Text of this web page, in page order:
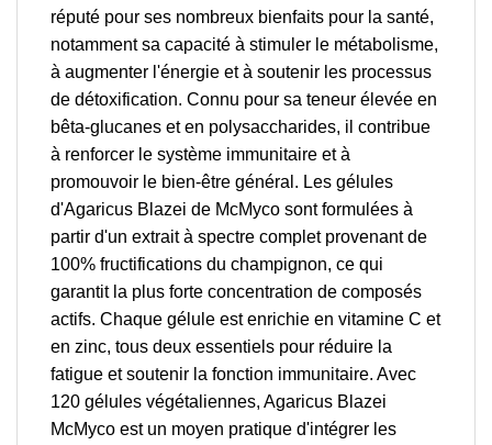
réputé pour ses nombreux bienfaits pour la santé,
notamment sa capacité à stimuler le métabolisme,
à augmenter l'énergie et à soutenir les processus
de détoxification. Connu pour sa teneur élevée en
bêta-glucanes et en polysaccharides, il contribue
à renforcer le système immunitaire et à
promouvoir le bien-être général. Les gélules
d'Agaricus Blazei de McMyco sont formulées à
partir d'un extrait à spectre complet provenant de
100% fructifications du champignon, ce qui
garantit la plus forte concentration de composés
actifs. Chaque gélule est enrichie en vitamine C et
en zinc, tous deux essentiels pour réduire la
fatigue et soutenir la fonction immunitaire. Avec
120 gélules végétaliennes, Agaricus Blazei
McMyco est un moyen pratique d'intégrer les